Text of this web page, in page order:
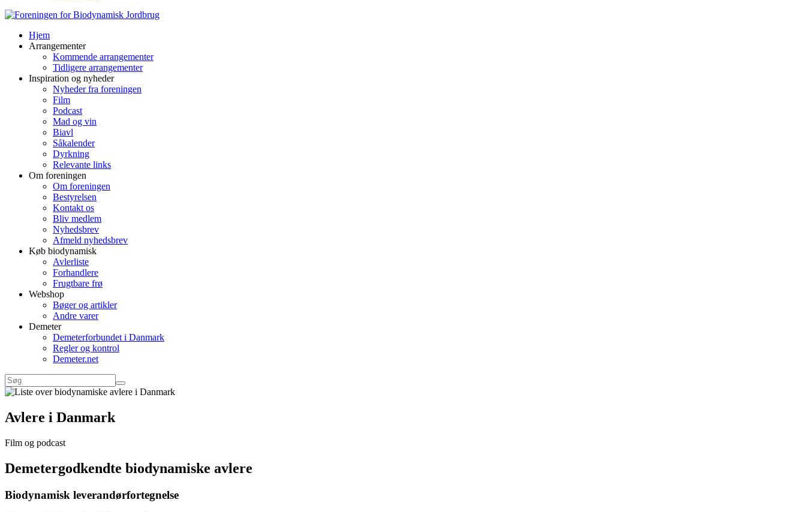
Hjem
Arrangementer
Kommende arrangementer
Tidligere arrangementer
Inspiration og nyheder
Nyheder fra foreningen
Film
Podcast
Mad og vin
Biavl
Såkalender
Dyrkning
Relevante links
Om foreningen
Om foreningen
Bestyrelsen
Kontakt os
Bliv medlem
Nyhedsbrev
Afmeld nyhedsbrev
Køb biodynamisk
Avlerliste
Forhandlere
Frugtbare frø
Webshop
Bøger og artikler
Andre varer
Demeter
Demeterforbundet i Danmark
Regler og kontrol
Demeter.net
Avlere i Danmark
Film og podcast
Demetergodkendte biodynamiske avlere
Biodynamisk leverandørfortegnelse